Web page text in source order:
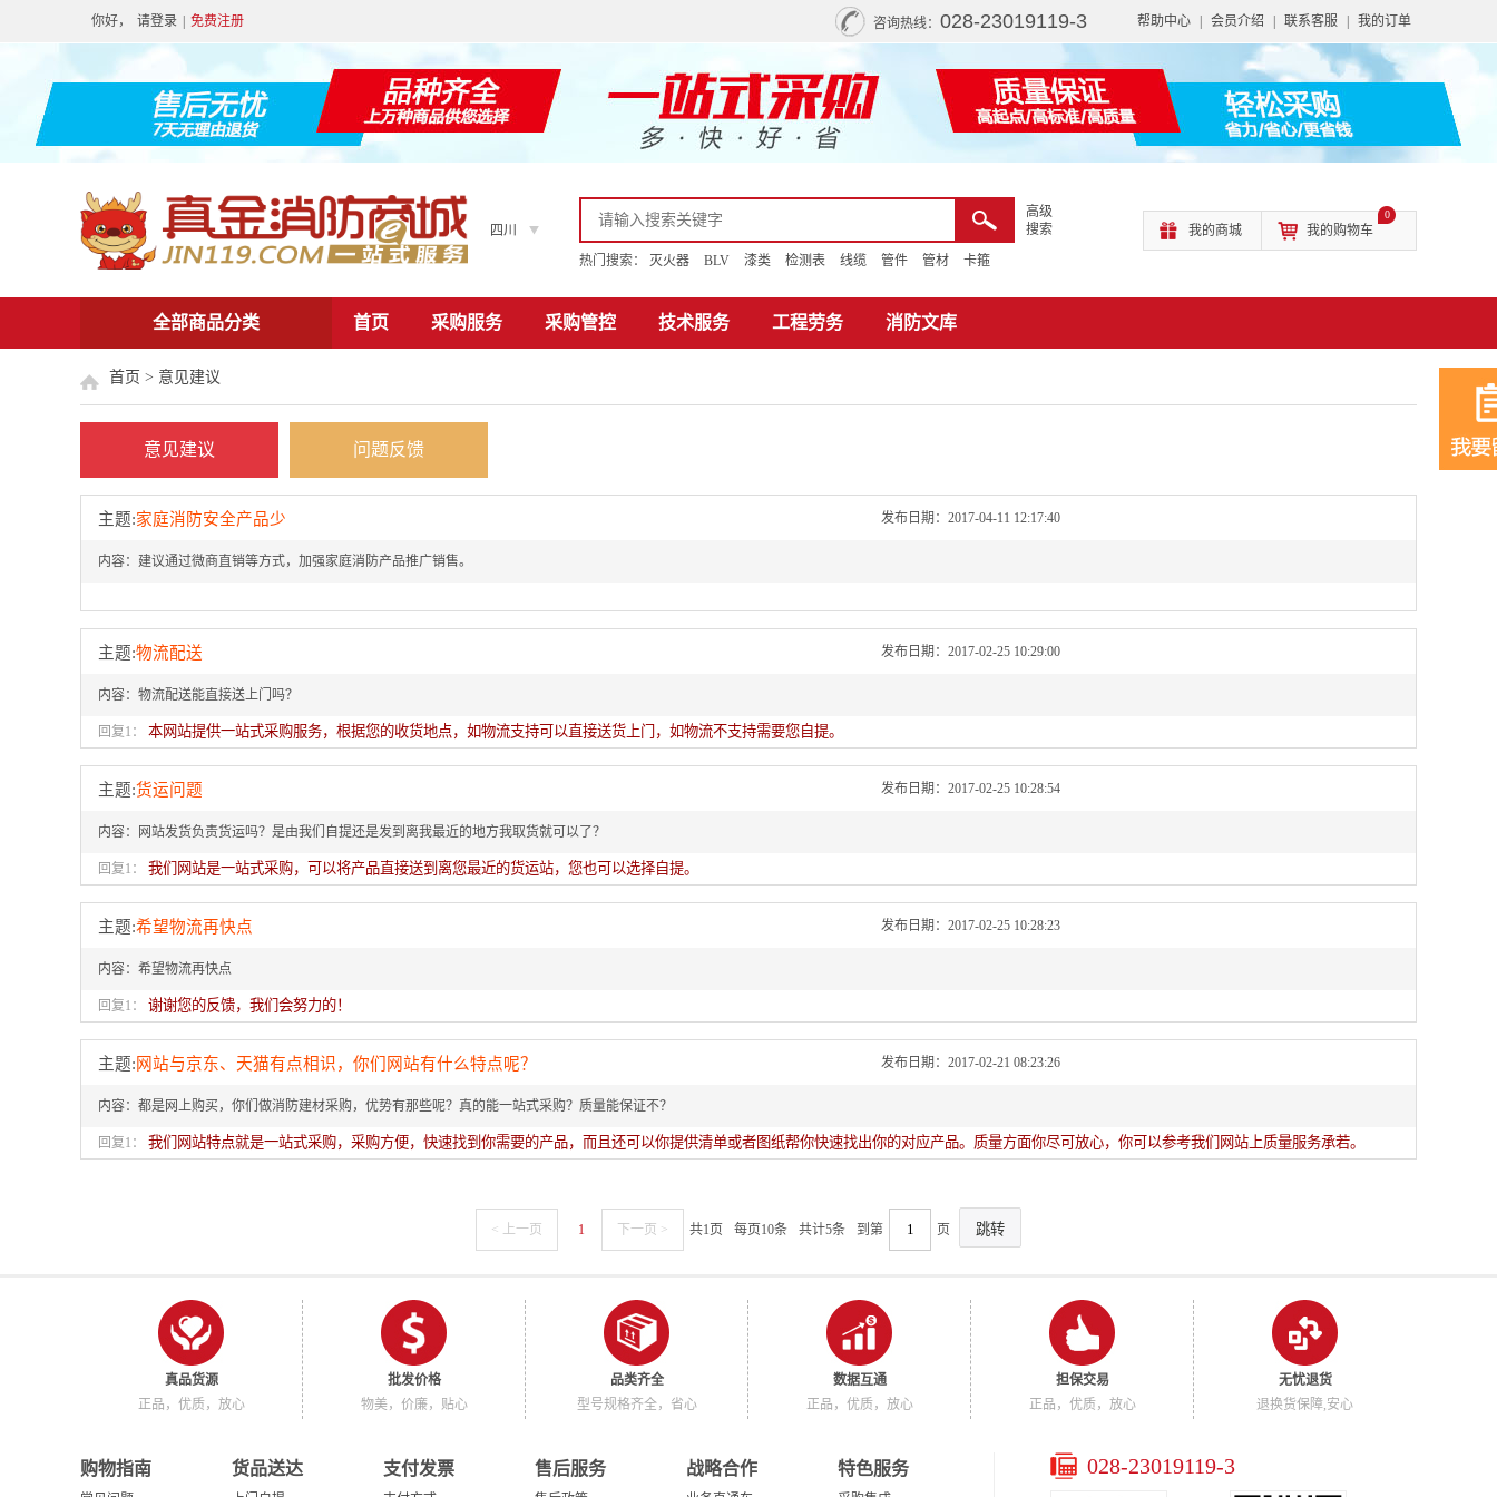
你好， 请登录 免费注册 帮助中心 会员介绍 联系客服 我的订单
咨询热线： 028-23019119-3
四川 我的商城 我的购物车
0
高级
搜索
热门搜索： 灭火器 BLV 漆类 检测表 线缆 管件 管材 卡箍
首页 采购服务 采购管控 技术服务 工程劳务 消防文库
全部商品分类
首页 > 意见建议
意见建议 问题反馈
主题:家庭消防安全产品少 发布日期：2017-04-11 12:17:40
内容：建议通过微商直销等方式，加强家庭消防产品推广销售。
主题:物流配送 发布日期：2017-02-25 10:29:00
内容：物流配送能直接送上门吗？
回复1： 本网站提供一站式采购服务，根据您的收货地点，如物流支持可以直接送货上门，如物流不支持需要您自提。
主题:货运问题 发布日期：2017-02-25 10:28:54
内容：网站发货负责货运吗？是由我们自提还是发到离我最近的地方我取货就可以了？
回复1： 我们网站是一站式采购，可以将产品直接送到离您最近的货运站，您也可以选择自提。
主题:希望物流再快点 发布日期：2017-02-25 10:28:23
内容：希望物流再快点
回复1： 谢谢您的反馈，我们会努力的！
主题: 网站与京东、天猫有点相识，你们网站有什么特点呢？ 发布日期：2017-02-21 08:23:26
内容：都是网上购买，你们做消防建材采购，优势有那些呢？真的能一站式采购？质量能保证不？
回复1： 我们网站特点就是一站式采购，采购方便，快速找到你需要的产品，而且还可以你提供清单或者图纸帮你快速找出你的对应产品。质量方面你尽可放心，你可以参考我们网站上质量服务承若。
< 上一页 1 下一页 > 共1页 每页10条 共计5条 到第 页
真品货源
正品，优质，放心
批发价格
物美，价廉，贴心
品类齐全
型号规格齐全，省心
数据互通
正品，优质，放心
担保交易
正品，优质，放心
无忧退货
退换货保障,安心
购物指南 货品送达 支付发票 售后服务 战略合作 特色服务 028-23019119-3